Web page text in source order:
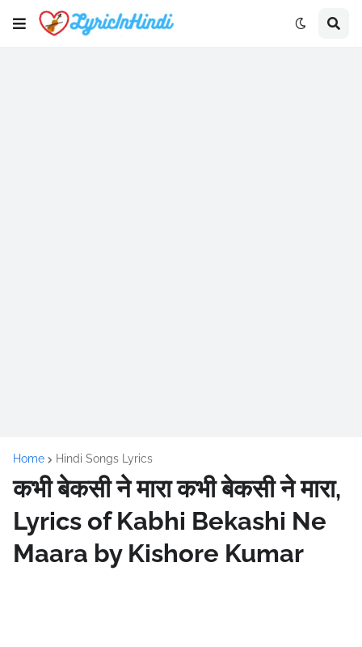
Home Hindi Songs Lyrics
कभी बेकसी ने मारा कभी बेकसी ने मारा,
Lyrics of Kabhi Bekashi Ne
Maara by Kishore Kumar